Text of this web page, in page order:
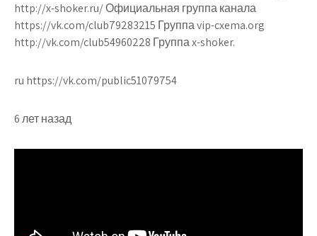
http://x-shoker.ru/ Официальная группа канала
https://vk.com/club79283215 Группа vip-cxema.org
http://vk.com/club54960228 Группа x-shoker.
ru https://vk.com/public51079754
6 лет назад